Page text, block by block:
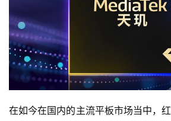
在如今在国内的主流平板市场当中，